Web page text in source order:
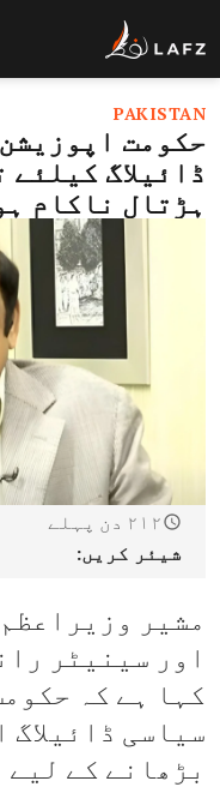
PAKISTAN
حکومت
ڈائیلاگ
ہڑتال ناکام
۲۱۲ دن پہلے
شیئر کریں:
مشیر
اور سینیٹر
کہا ہے کہ
سیاسی
بڑھانے کے لیے